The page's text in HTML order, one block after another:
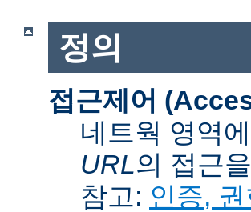
정의
접근제어
네트웍 영역
URL의 접근
참고: 인증,